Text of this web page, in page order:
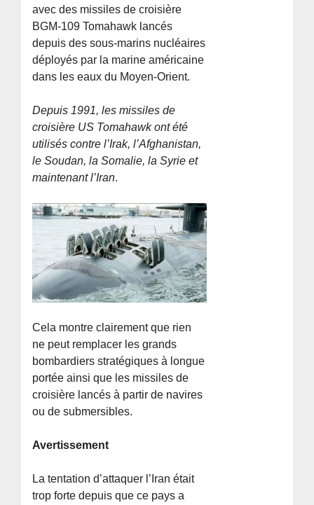
avec des missiles de croisière
BGM-109 Tomahawk lancés
depuis des sous-marins nucléaires
déployés par la marine américaine
dans les eaux du Moyen-Orient.
Depuis 1991, les missiles de
croisière US Tomahawk ont été
utilisés contre l’Irak, l’Afghanistan,
le Soudan, la Somalie, la Syrie et
maintenant l’Iran.
Cela montre clairement que rien
ne peut remplacer les grands
bombardiers stratégiques à longue
portée ainsi que les missiles de
croisière lancés à partir de navires
ou de submersibles.
Avertissement
La tentation d’attaquer l’Iran était
trop forte depuis que ce pays a